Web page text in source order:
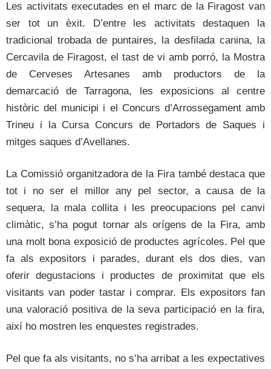
Les activitats executades en el marc de la Firagost van
ser tot un èxit. D’entre les activitats destaquen la
tradicional trobada de puntaires, la desfilada canina, la
Cercavila de Firagost, el tast de vi amb porró, la Mostra
de Cerveses Artesanes amb productors de la
demarcació de Tarragona, les exposicions al centre
històric del municipi i el Concurs d’Arrossegament amb
Trineu i la Cursa Concurs de Portadors de Saques i
mitges saques d’Avellanes.
La Comissió organitzadora de la Fira també destaca que
tot i no ser el millor any pel sector, a causa de la
sequera, la mala collita i les preocupacions pel canvi
climàtic, s’ha pogut tornar als orígens de la Fira, amb
una molt bona exposició de productes agrícoles. Pel que
fa als expositors i parades, durant els dos dies, van
oferir degustacions i productes de proximitat que els
visitants van poder tastar i comprar. Els expositors fan
una valoració positiva de la seva participació en la fira,
així ho mostren les enquestes registrades.
Pel que fa als visitants, no s’ha arribat a les expectatives